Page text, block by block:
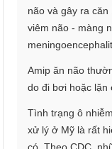
não và gây ra
viêm não - màng
Amip ăn não
do đi bơi hoặc lặn
Tình trạng ô
xử lý ở Mỹ là rất